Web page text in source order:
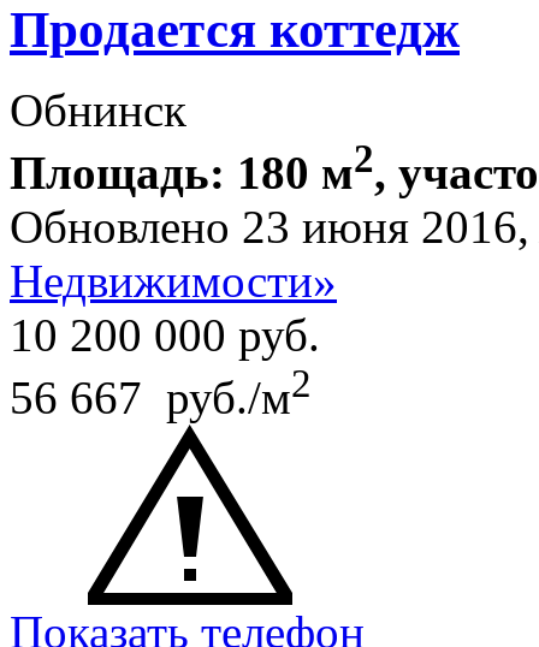
Продается коттедж
Обнинск
Площадь: 180 м2,
Обновлено 23 июня
Недвижимости»
10 200 000 руб.
56 667 руб./м2
Показать телефон